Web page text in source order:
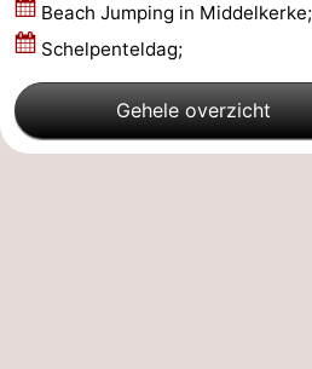
Westhoek
Contact
Beach Jumping in Middelkerke;
Schelpenteldag;
Gehele overzicht